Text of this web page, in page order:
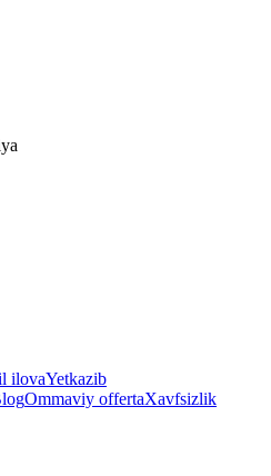
ilovaYetkazib
Ommaviy offertaXavfsizlik